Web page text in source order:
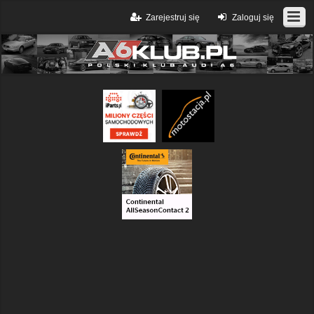
Zaloguj się
Zarejestruj się